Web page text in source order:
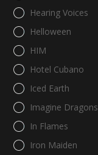
Hearing Voices
Helloween
HIM
Hotel Cubano
Iced Earth
Imagine Dragons
In Flames
Iron Maiden